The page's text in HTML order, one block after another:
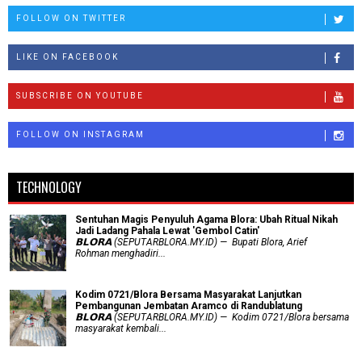
FOLLOW ON TWITTER
LIKE ON FACEBOOK
SUBSCRIBE ON YOUTUBE
FOLLOW ON INSTAGRAM
TECHNOLOGY
Sentuhan Magis Penyuluh Agama Blora: Ubah Ritual Nikah
Jadi Ladang Pahala Lewat 'Gembol Catin'
𝗕𝗟𝗢𝗥𝗔 (SEPUTARBLORA.MY.ID) — Bupati Blora, Arief
Rohman menghadiri...
Kodim 0721/Blora Bersama Masyarakat Lanjutkan
Pembangunan Jembatan Aramco di Randublatung
𝗕𝗟𝗢𝗥𝗔 (SEPUTARBLORA.MY.ID) — Kodim 0721/Blora bersama
masyarakat kembali...